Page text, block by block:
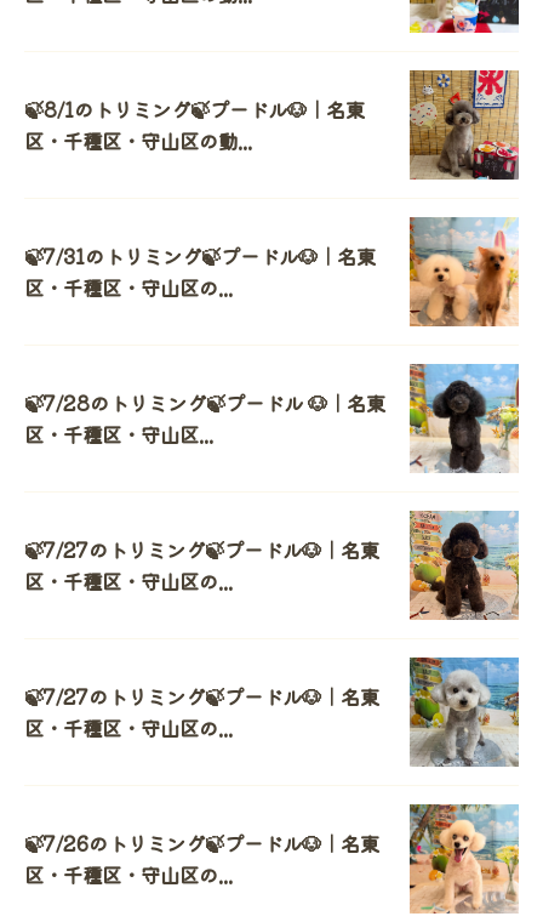
🍃8/1のトリミング🍃プードル🐶｜名東
区・千種区・守山区の動...
🍃7/31のトリミング🍃プードル🐶｜名東
区・千種区・守山区の...
🍃7/28のトリミング🍃プードル 🐶｜名東
区・千種区・守山区...
🍃7/27のトリミング🍃プードル🐶｜名東
区・千種区・守山区の...
🍃7/27のトリミング🍃プードル🐶｜名東
区・千種区・守山区の...
🍃7/26のトリミング🍃プードル🐶｜名東
区・千種区・守山区の...